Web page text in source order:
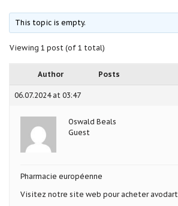
This topic is empty.
Viewing 1 post (of 1 total)
Author Posts
06.07.2024 at 03:47
Oswald Beals
Guest
Pharmacie européenne
Visitez notre site web pour acheter avodart